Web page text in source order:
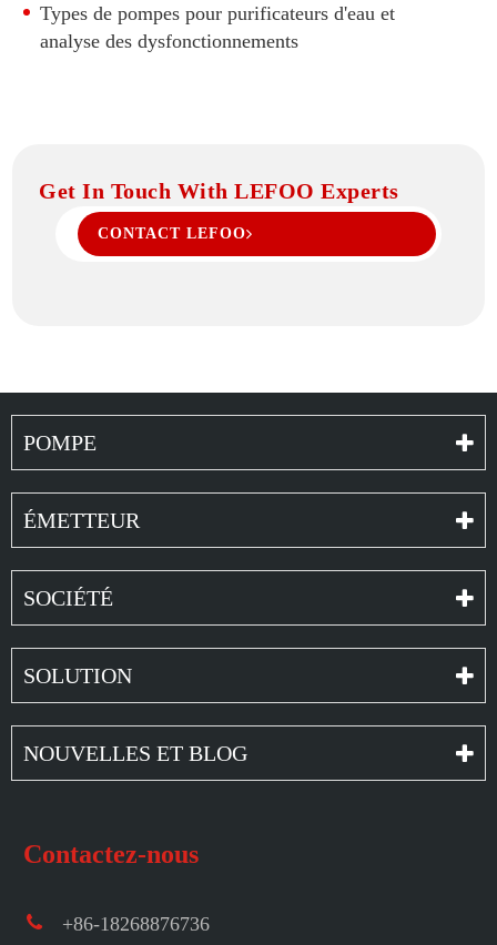
500 GPD RO Pompe
Types de pompes pour purificateurs d'eau et
analyse des dysfonctionnements
Get In Touch With LEFOO Experts
CONTACT LEFOO
POMPE
ÉMETTEUR
SOCIÉTÉ
SOLUTION
NOUVELLES ET BLOG
Contactez-nous
+86-18268876736